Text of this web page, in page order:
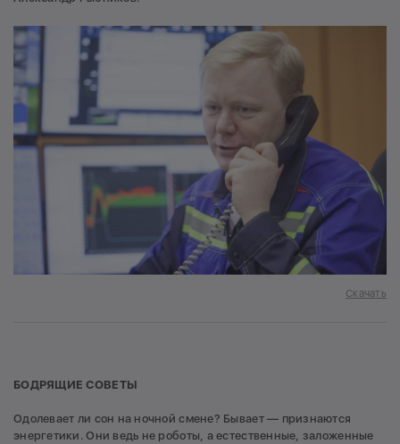
Скачать
БОДРЯЩИЕ СОВЕТЫ
Одолевает ли сон на ночной смене? Бывает — признаются
энергетики. Они ведь не роботы, а естественные, заложенные